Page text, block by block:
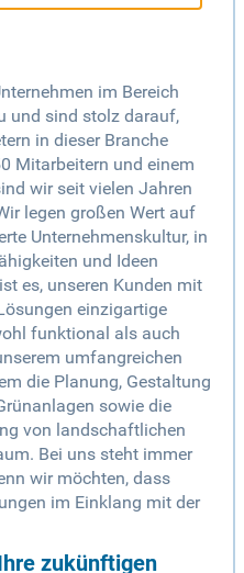
im Bereich
und sind stolz darauf,
in dieser Branche
Mitarbeitern und einem
wir seit vielen Jahren
legen großen Wert auf
Unternehmenskultur, in
und Ideen
es, unseren Kunden mit
einzigartige
funktional als auch
umfangreichen
die Planung, Gestaltung
sowie die
von landschaftlichen
Bei uns steht immer
wir möchten, dass
im Einklang mit der
zukünftigen